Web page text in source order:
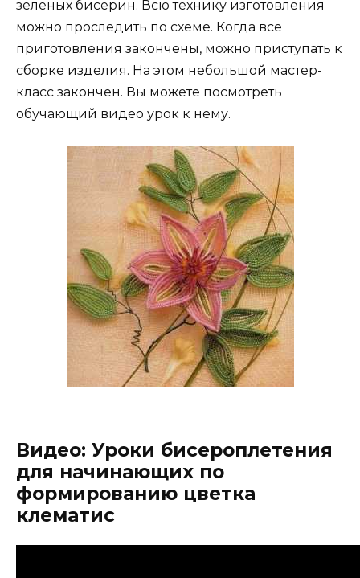
зеленых бисерин. Всю технику изготовления
можно проследить по схеме. Когда все
приготовления закончены, можно приступать к
сборке изделия. На этом небольшой мастер-
класс закончен. Вы можете посмотреть
обучающий видео урок к нему.
Видео: Уроки бисероплетения
для начинающих по
формированию цветка
клематис